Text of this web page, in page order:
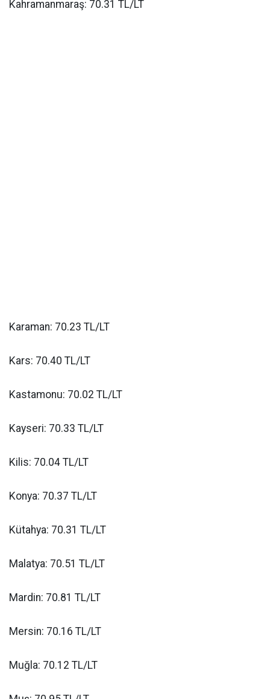
Kahramanmaraş: 70.31 TL/LT
Karaman: 70.23 TL/LT
Kars: 70.40 TL/LT
Kastamonu: 70.02 TL/LT
Kayseri: 70.33 TL/LT
Kilis: 70.04 TL/LT
Konya: 70.37 TL/LT
Kütahya: 70.31 TL/LT
Malatya: 70.51 TL/LT
Mardin: 70.81 TL/LT
Mersin: 70.16 TL/LT
Muğla: 70.12 TL/LT